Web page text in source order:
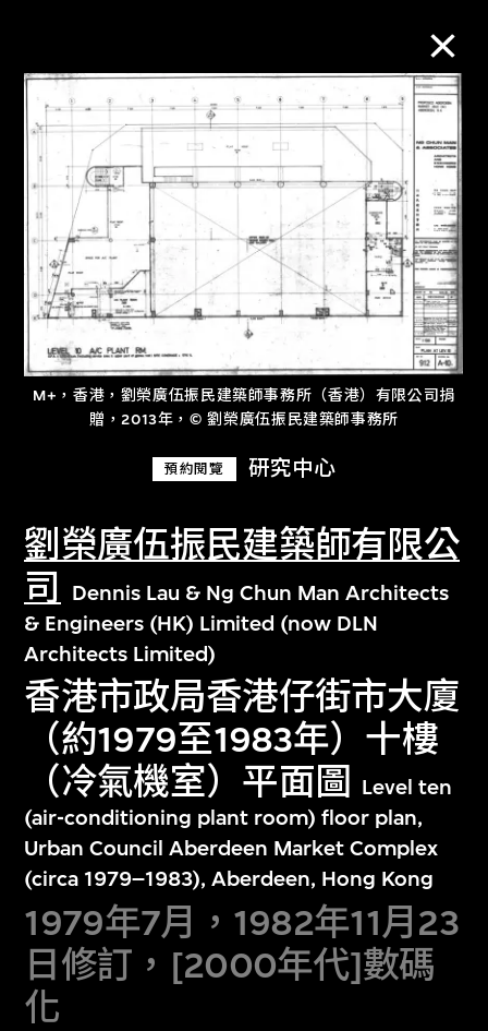
M+，香港，劉榮廣伍振民建築師事務所（香港）有限公司捐
贈，2013年，© 劉榮廣伍振民建築師事務所
預約閱覽 研究中心
劉榮廣伍振民建築師有限公
司
Dennis Lau & Ng Chun Man Architects
& Engineers (HK) Limited (now DLN
Architects Limited)
香港市政局香港仔街市大廈
（約1979至1983年）十樓
（冷氣機室）平面圖
Level ten
(air-conditioning plant room) floor plan,
Urban Council Aberdeen Market Complex
(circa 1979–1983), Aberdeen, Hong Kong
1979年7月，1982年11月23
日修訂，[2000年代]數碼
化
M+藏品
進一步篩選 搜索
關於M+藏品
探索世界頂級的二十及二十一世紀視覺